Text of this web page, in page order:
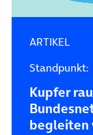
ARTIKEL
Standpunkt:
Kupfer
begleiten